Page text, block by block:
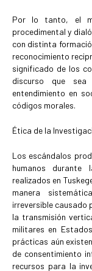
Por lo tanto, el
procedimental y
con distinta
reconocimiento
significado de los
discurso que
entendimiento en
códigos morales.
Ética de la
Los escándalos
humanos durante
realizados en
manera
irreversible causado
la transmisión
militares en
prácticas aún
de consentimiento
recursos para la